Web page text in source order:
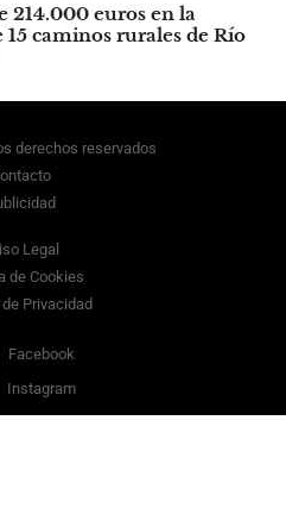
214.000 euros en la
caminos rurales de Río
derechos reservados
Legal
de Cookies
Privacidad
Facebook
Instagram